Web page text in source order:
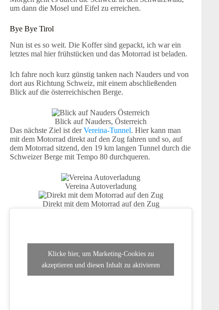
um dann die Mosel und Eifel zu erreichen.
Bye Bye Tirol
Nun ist es so weit. Die Koffer sind gepackt, ich war ein
letztes mal hier frühstücken und das Motorrad ist beladen.
Ich fahre noch kurz günstig tanken nach Nauders und von
dort aus Richtung Schweiz, mit einem abschließenden
Blick auf die österreichischen Berge.
Blick auf Nauders, Österreich
Das nächste Ziel ist derVereina-Tunnel. Hier kann man
mit dem Motorrad direkt auf den Zug fahren und so, auf
dem Motorrad sitzend, den 19 km langen Tunnel durch die
Schweizer Berge mit Tempo 80 durchqueren.
Vereina Autoverladung
Direkt mit dem Motorrad auf den Zug
Klicke hier, um Marketing-Cookies zu
akzeptieren und diesen Inhalt zu aktivieren